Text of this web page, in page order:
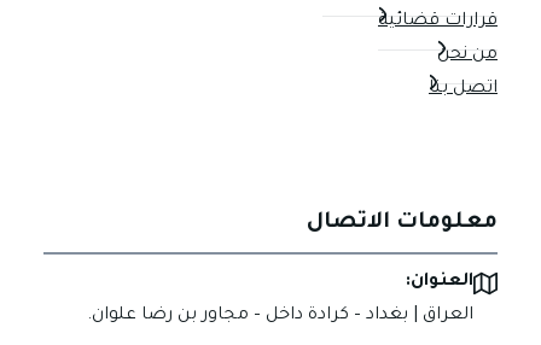
قرارات قضائية
من نحن
اتصل بنا
معلومات الاتصال
العنوان:
العراق | بغداد – كرادة داخل – مجاور بن رضا علوان.